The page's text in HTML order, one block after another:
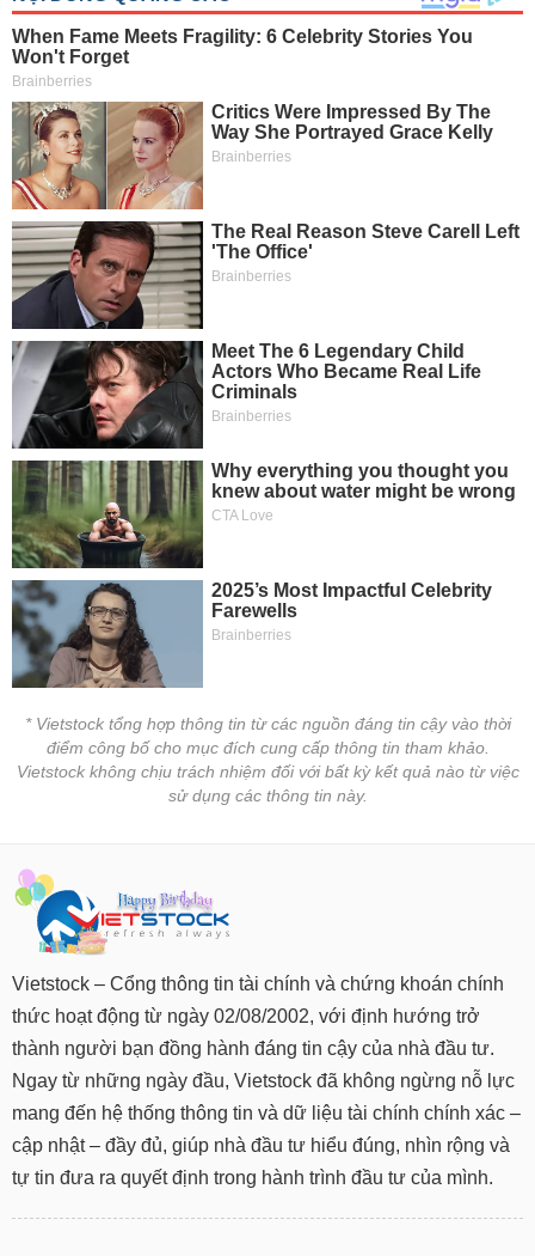
* Vietstock tổng hợp thông tin từ các nguồn đáng tin cậy vào thời
điểm công bố cho mục đích cung cấp thông tin tham khảo.
Vietstock không chịu trách nhiệm đối với bất kỳ kết quả nào từ việc
sử dụng các thông tin này.
Vietstock – Cổng thông tin tài chính và chứng khoán chính
thức hoạt động từ ngày 02/08/2002, với định hướng trở
thành người bạn đồng hành đáng tin cậy của nhà đầu tư.
Ngay từ những ngày đầu, Vietstock đã không ngừng nỗ lực
mang đến hệ thống thông tin và dữ liệu tài chính chính xác –
cập nhật – đầy đủ, giúp nhà đầu tư hiểu đúng, nhìn rộng và
tự tin đưa ra quyết định trong hành trình đầu tư của mình.